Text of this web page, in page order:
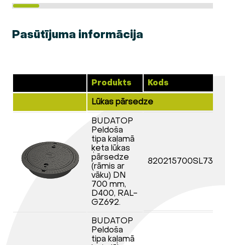
Pasūtījuma informācija
Produkts Kods
Lūkas pārsedze
BUDATOP
Peldoša
tipa kaļamā
ķeta lūkas
pārsedze
(rāmis ar
vāku) DN
700 mm,
D400, RAL-
GZ692.
BUDATOP
Peldoša
tipa kaļamā